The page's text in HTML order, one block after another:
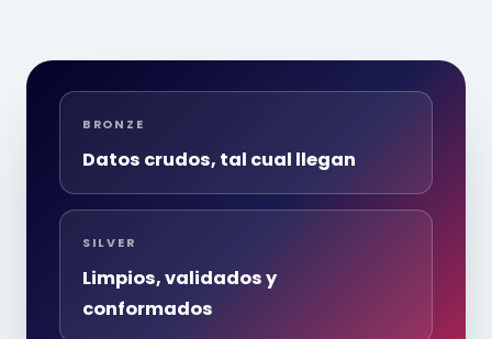
BRONZE
Datos crudos, tal cual llegan
SILVER
Limpios, validados y
conformados